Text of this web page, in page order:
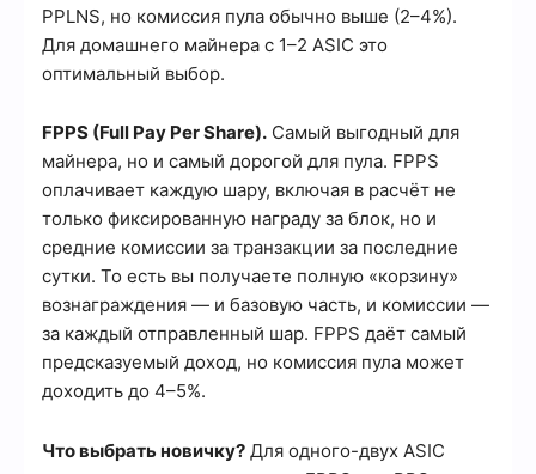
PPLNS, но комиссия пула обычно выше (2–4%).
Для домашнего майнера с 1–2 ASIC это
оптимальный выбор.
FPPS (Full Pay Per Share). Самый выгодный для
майнера, но и самый дорогой для пула. FPPS
оплачивает каждую шару, включая в расчёт не
только фиксированную награду за блок, но и
средние комиссии за транзакции за последние
сутки. То есть вы получаете полную «корзину»
вознаграждения — и базовую часть, и комиссии —
за каждый отправленный шар. FPPS даёт самый
предсказуемый доход, но комиссия пула может
доходить до 4–5%.
Что выбрать новичку? Для одного-двух ASIC